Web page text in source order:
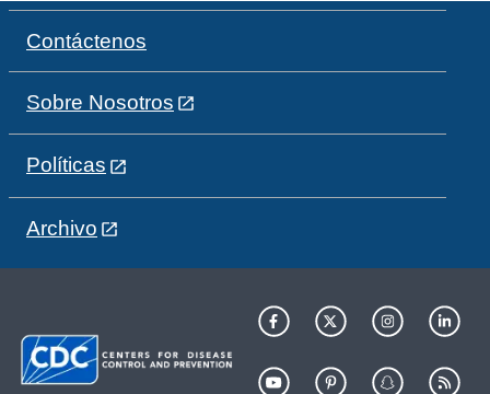
Contáctenos
Sobre Nosotros
Políticas
Archivo